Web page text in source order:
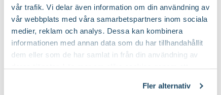
vår trafik. Vi delar även information om din användning av
vår webbplats med våra samarbetspartners inom sociala
medier, reklam och analys. Dessa kan kombinera
informationen med annan data som du har tillhandahållit
dem eller som de har samlat in från din användning av
Fler alternativ
Längd 15 cm
Bredd 4,9 cm